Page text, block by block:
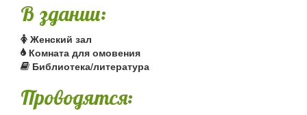
В здании:
Женский зал
Комната для омовения
Библиотека/литература
Проводятся: